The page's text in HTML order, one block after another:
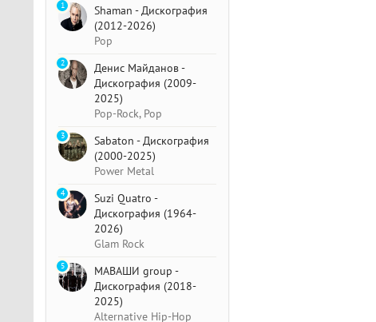
Shaman - Дискография
(2012-2026)
Pop
1
Денис Майданов -
Дискография (2009-
2025)
Pop-Rock, Pop
2
Sabaton - Дискография
(2000-2025)
Power Metal
3
Suzi Quatro -
Дискография (1964-
2026)
Glam Rock
4
МАВАШИ group -
Дискография (2018-
2025)
Alternative Hip-Hop
5